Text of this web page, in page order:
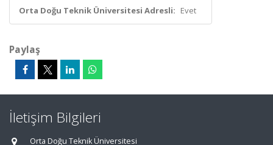
Orta Doğu Teknik Üniversitesi Adresli: Evet
Paylaş
İletişim Bilgileri
Orta Doğu Teknik Üniversitesi